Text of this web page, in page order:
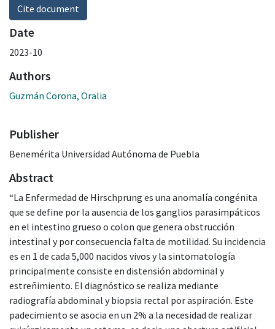
Cite document
Date
2023-10
Authors
Guzmán Corona, Oralia
Publisher
Benemérita Universidad Autónoma de Puebla
Abstract
“La Enfermedad de Hirschprung es una anomalía congénita
que se define por la ausencia de los ganglios parasimpáticos
en el intestino grueso o colon que genera obstrucción
intestinal y por consecuencia falta de motilidad. Su incidencia
es en 1 de cada 5,000 nacidos vivos y la sintomatología
principalmente consiste en distensión abdominal y
estreñimiento. El diagnóstico se realiza mediante
radiografía abdominal y biopsia rectal por aspiración. Este
padecimiento se asocia en un 2% a la necesidad de realizar